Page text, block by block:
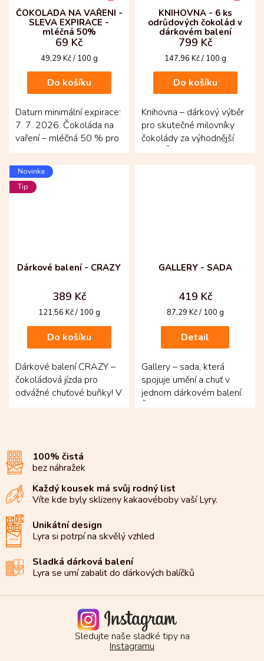
ČOKOLÁDA NA VAŘENÍ -
SLEVA EXPIRACE -
mléčná 50%
69 Kč
Měrná
49,29 Kč / 100 g
Do košíku
Datum minimální expirace:
7. 7. 2026. Čokoláda na
vaření – mléčná 50 % pro
ty, kdo chtějí vařit i péct s
opravdovou...
KNIHOVNA - 6 ks
odrůdových čokolád v
dárkovém balení
799 Kč
Měrná
147,96 Kč / 100 g
Do košíku
Knihovna – dárkový výběr
pro skutečné milovníky
čokolády za výhodnější
cenu! Šest odrůdových
tabulek ukrytých v...
Novinka
Tip
Dárkové balení - CRAZY
389 Kč
Měrná
121,56 Kč / 100 g
Do košíku
Dárkové balení CRAZY –
čokoládová jízda pro
odvážné chuťové buňky! V
elegantní sadě se ukrývá
GALLERY - SADA
419 Kč
Měrná
87,29 Kč / 100 g
Detail
Gallery – sada, která
spojuje umění a chuť v
jednom dárkovém balení.
Šest tabulek mléčné a
100% čistá
bez náhražek
Každý kousek má svůj rodný list
Víte kde byly sklizeny kakaovéboby vaší Lyry.
Unikátní design
Lyra si potrpí na skvělý vzhled
Sladká dárková balení
Lyra se umí zabalit do dárkových balíčků
Sledujte naše sladké tipy na
Instagramu